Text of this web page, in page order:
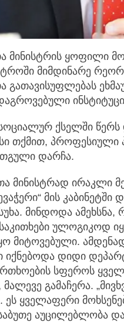
მინისტრის ყოფილი
მიმდინარე
გათავისუფლებას
სოციალურ ქსელში
თქმით, პროფესიული
დარჩა.
მინისტრად ირაკლი
მის კაბინეტში
მინდოდა
ულოგიკოდ
მიტოვებული.
დიდი
სფეროს
გამაჩერა.
ეს ყველაფერი
აუცილებლობა